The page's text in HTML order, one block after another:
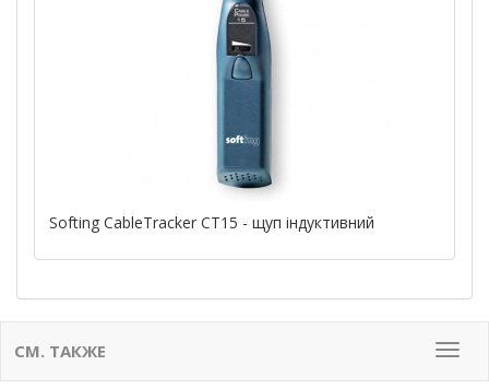
Softing CableTracker CT15 - щуп індуктивний
Меню
СМ. ТАКЖЕ